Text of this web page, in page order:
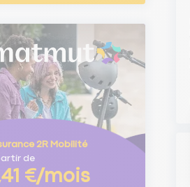
2R Mobilité
de
€/mois